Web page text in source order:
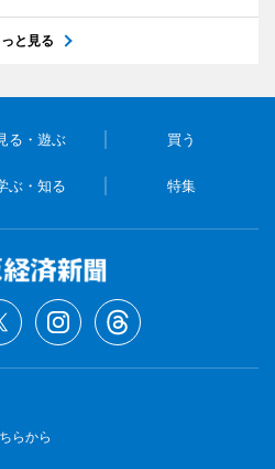
っと見る
る・遊ぶ 買う
ぶ・知る 特集
らから